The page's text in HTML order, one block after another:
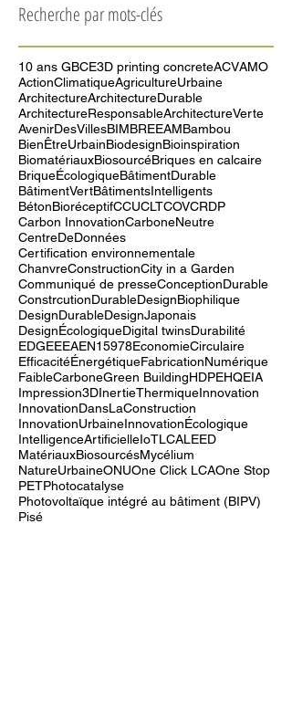
août 2025 (4)4 posts
Recherche par mots-clés
10 ans GBCE3D printing concrete ACV AMO
ActionClimatiqueAgricultureUrbaine
ArchitectureArchitectureDurable
ArchitectureResponsableArchitectureVerte
AvenirDesVillesBIMBREEAMBambou
BienÊtreUrbainBiodesignBioinspiration
BiomatériauxBiosourcéBriques en calcaire
BriqueÉcologiqueBâtimentDurable
BâtimentVertBâtimentsIntelligents
BétonBioréceptifCCU COV
Carbon InnovationCarboneNeutre
CentreDeDonnées
Certification environnementale
ChanvreConstructionCity in a Garden
Communiqué de presseConceptionDurable
ConstrcutionDurableDesignBiophilique
DesignDurable DesignJaponais
DesignÉcologiqueDigital twinsDurabilité
EDGEEEAEN15978EconomieCirculaire
EfficacitéÉnergétique FabricationNumérique
FaibleCarboneGreen BuildingHDPE HQE
Impression3DInertieThermiqueInnovation
InnovationDansLaConstruction
InnovationUrbaineInnovationÉcologique
IntelligenceArtificielleIoT LCALEED
MatériauxBiosourcés
Mycélium
NatureUrbaine ONUOne Click LCAOne Stop
PET